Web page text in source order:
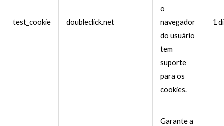
test_cookie doubleclick.net
o
navegador
do usuário
tem
suporte
para os
cookies.
1
Garante a